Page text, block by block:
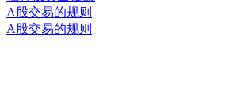
A股交易的规则
A股交易的规则